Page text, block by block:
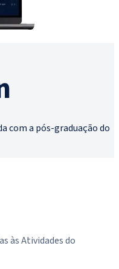
com a pós-graduação do
às Atividades do